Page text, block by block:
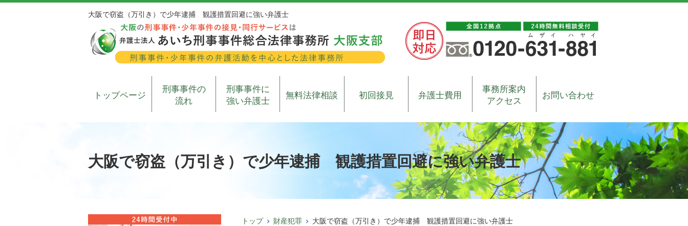
大阪で窃盗（万引き）で少年逮捕 観護措置回避に強い弁護士
トップページ
刑事事件の
流れ
刑事事件に
強い弁護士
無料法律相談 初回接見 弁護士費用
事務所案内
アクセス
お問い合わせ
大阪で窃盗（万引き）で少年逮捕 観護措置回避に強い弁護士
トップ 財産犯罪 大阪で窃盗（万引き）で少年逮捕 観護措置回避に強い弁護士